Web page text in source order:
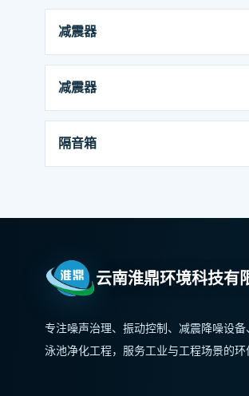
减震器
减震器
隔音箱
云南淮鼎环境科技有
专注噪声治理、振动控制、减震降噪设
泳池净化工程，服务工业与工程场景的环